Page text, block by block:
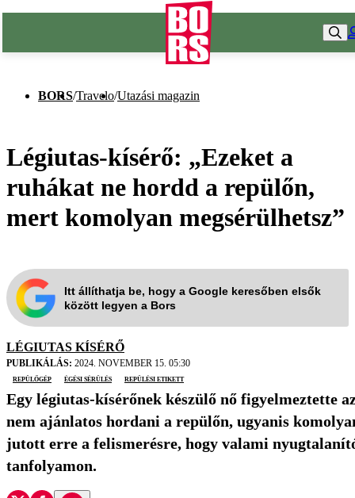
BORS/Travelo/Utazási magazin
Légiutas-kísérő: „Ezeket a
ruhákat ne hordd a repülőn,
mert komolyan megsérülhetsz”
Itt állíthatja be, hogy a Google keresőben elsők
között legyen a Bors
LÉGIUTAS KÍSÉRŐ
PUBLIKÁLÁS: 2024. NOVEMBER 15. 05:30
repülőgép
égési sérülés repülési etikett
Egy légiutas-kísérőnek készülő nő figyelmeztette
nem ajánlatos hordani a repülőn, ugyanis
jutott erre a felismerésre, hogy valami
tanfolyamon.